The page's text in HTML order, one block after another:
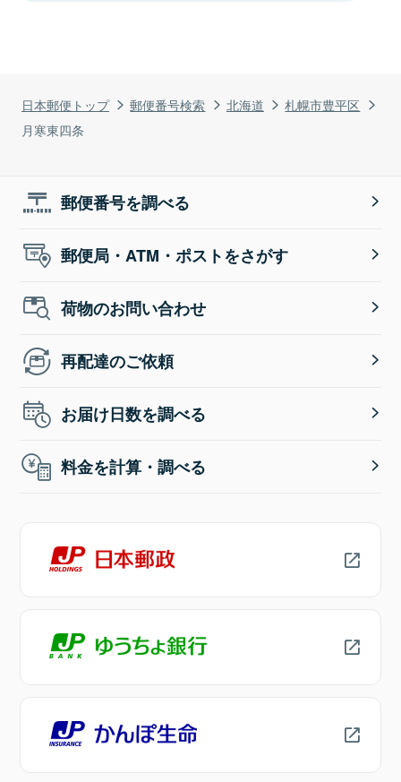
日本郵便トップ 郵便番号検索 北海道
札幌市豊平区
月寒東四条
郵便番号を調べる
郵便局・ATM・ポストをさがす
荷物のお問い合わせ
再配達のご依頼
お届け日数を調べる
料金を計算・調べる